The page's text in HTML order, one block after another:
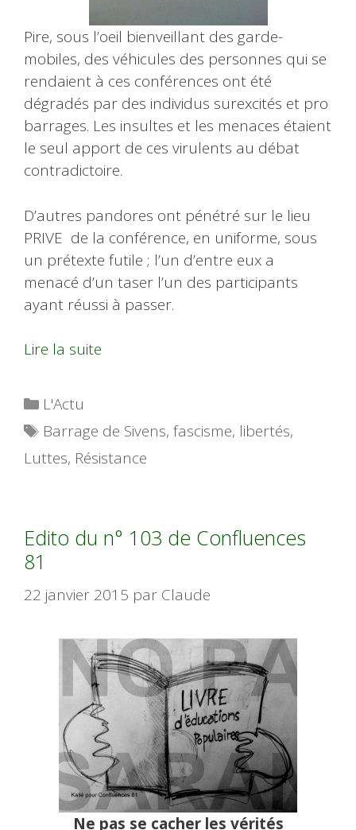
Pire, sous l’oeil bienveillant des garde-
mobiles, des véhicules des personnes qui se
rendaient à ces conférences ont été
dégradés par des individus surexcités et pro
barrages. Les insultes et les menaces étaient
le seul apport de ces virulents au débat
contradictoire.
D’autres pandores ont pénétré sur le lieu
PRIVE de la conférence, en uniforme, sous
un prétexte futile ; l’un d’entre eux a
menacé d’un taser l’un des participants
ayant réussi à passer.
Lire la suite
Catégories
L'Actu
Étiquettes
Barrage de Sivens,fascisme, libertés,
Luttes, Résistance
Edito du n° 103 de Confluences
81
22 janvier 2015 par Claude
Ne pas se cacher les vérités